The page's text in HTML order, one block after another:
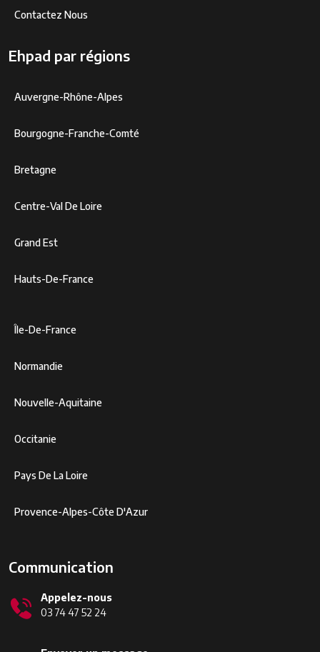
Contactez Nous
Ehpad par régions
Auvergne-Rhône-Alpes
Bourgogne-Franche-Comté
Bretagne
Centre-Val De Loire
Grand Est
Hauts-De-France
Île-De-France
Normandie
Nouvelle-Aquitaine
Occitanie
Pays De La Loire
Provence-Alpes-Côte D'Azur
Communication
Appelez-nous
03 74 47 52 24